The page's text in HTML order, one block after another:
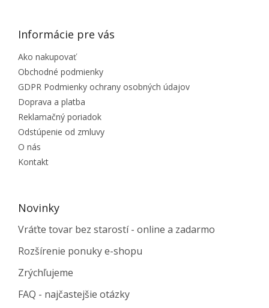
Informácie pre vás
Ako nakupovať
Obchodné podmienky
GDPR Podmienky ochrany osobných údajov
Doprava a platba
Reklamačný poriadok
Odstúpenie od zmluvy
O nás
Kontakt
Novinky
Vráťte tovar bez starostí - online a zadarmo
Rozšírenie ponuky e-shopu
Zrýchľujeme
FAQ - najčastejšie otázky